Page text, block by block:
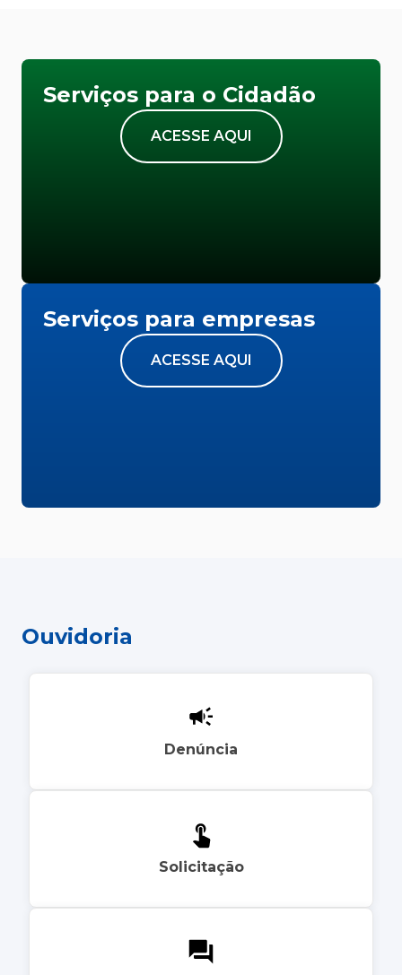
Serviços para o Cidadão
ACESSE AQUI
Serviços para empresas
ACESSE AQUI
Ouvidoria
Denúncia
Solicitação